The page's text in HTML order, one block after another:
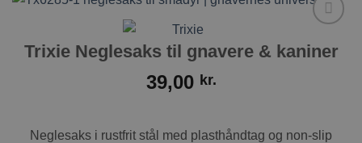
ønskeliste
Trixie Neglesaks til gnavere & kaniner
39,00 kr.
Neglesaks i rustfrit stål med plasthåndtag og non-slip